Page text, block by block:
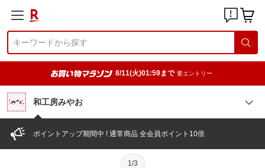
8/11(火)01:59まで 要エントリー
和工房みやお
ポイントアップ期間中 ! 通常商品 全会員ポイント10倍
1/3